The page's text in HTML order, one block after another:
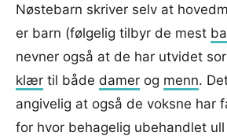
Nøstebarn skriver selv at
er barn (følgelig tilbyr de mest
nevner også at de har utvidet
klær til både damer og menn.
angivelig at også de voksne har
for hvor behagelig ubehandlet